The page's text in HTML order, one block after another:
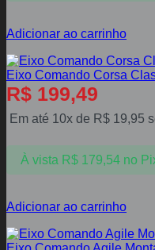
Adicionar ao carrinho
Eixo Comando Corsa
R$ 199,49
Em até 10x de R$ 19,95
À vista R$179,54 no
Adicionar ao carrinho